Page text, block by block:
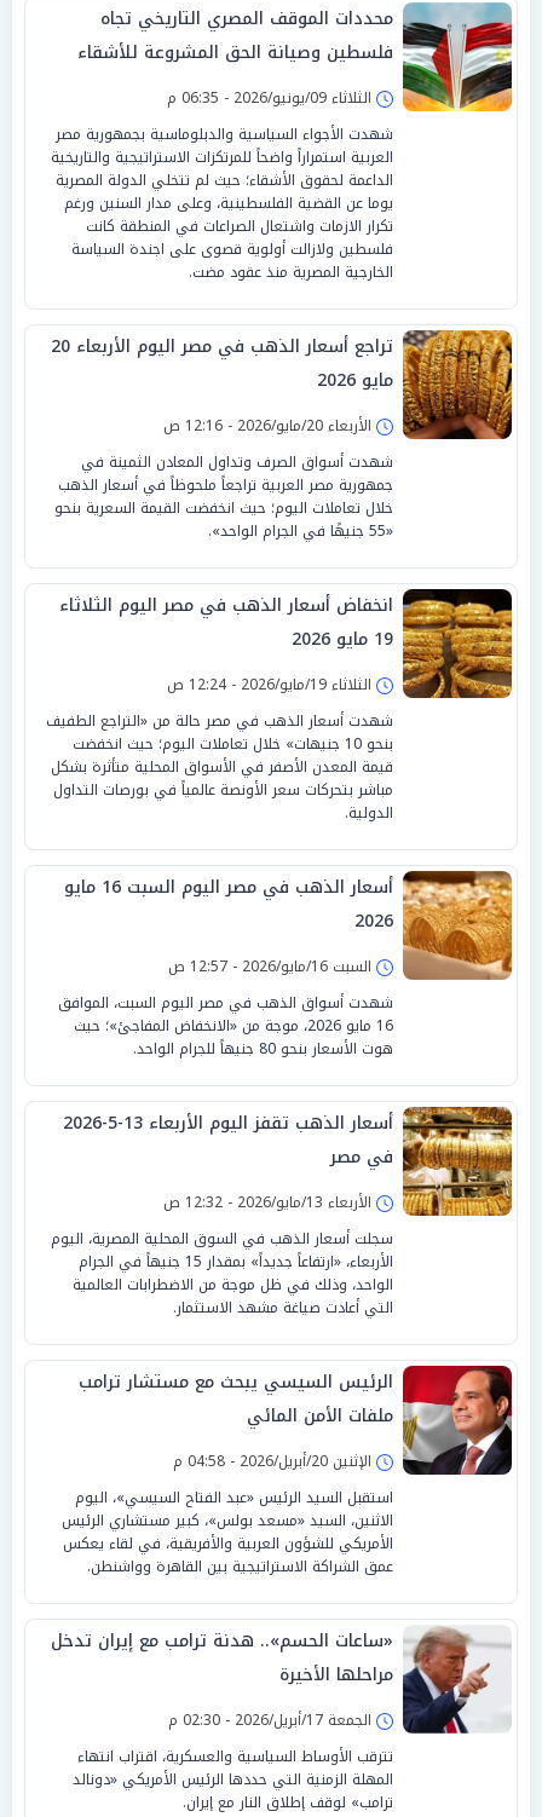
محددات الموقف المصري التاريخي تجاه
فلسطين وصيانة الحق المشروعة للأشقاء
الثلاثاء 09/يونيو/2026 - 06:35 م
شهدت الأجواء السياسية والدبلوماسية بجمهورية مصر
العربية استمراراً واضحاً للمرتكزات الاستراتيجية والتاريخية
الداعمة لحقوق الأشقاء؛ حيث لم تتخلي الدولة المصرية
يوما عن القضية الفلسطينية، وعلى مدار السنين ورغم
تكرار الازمات واشتعال الصراعات في المنطقة كانت
فلسطين ولازالت أولوية قصوى على اجندة السياسة
الخارجية المصرية منذ عقود مضت.
تراجع أسعار الذهب في مصر اليوم الأربعاء 20
مايو 2026
الأربعاء 20/مايو/2026 - 12:16 ص
شهدت أسواق الصرف وتداول المعادن الثمينة في
جمهورية مصر العربية تراجعاً ملحوظاً في أسعار الذهب
خلال تعاملات اليوم؛ حيث انخفضت القيمة السعرية بنحو
«55 جنيهًا في الجرام الواحد».
انخفاض أسعار الذهب في مصر اليوم الثلاثاء
19 مايو 2026
الثلاثاء 19/مايو/2026 - 12:24 ص
شهدت أسعار الذهب في مصر حالة من «التراجع الطفيف
بنحو 10 جنيهات» خلال تعاملات اليوم؛ حيث انخفضت
قيمة المعدن الأصفر في الأسواق المحلية متأثرة بشكل
مباشر بتحركات سعر الأونصة عالمياً في بورصات التداول
الدولية.
أسعار الذهب في مصر اليوم السبت 16 مايو
2026
السبت 16/مايو/2026 - 12:57 ص
شهدت أسواق الذهب في مصر اليوم السبت، الموافق
16 مايو 2026، موجة من «الانخفاض المفاجئ»؛ حيث
هوت الأسعار بنحو 80 جنيهاً للجرام الواحد.
أسعار الذهب تقفز اليوم الأربعاء 13-5-2026
في مصر
الأربعاء 13/مايو/2026 - 12:32 ص
سجلت أسعار الذهب في السوق المحلية المصرية، اليوم
الأربعاء، «ارتفاعاً جديداً» بمقدار 15 جنيهاً في الجرام
الواحد، وذلك في ظل موجة من الاضطرابات العالمية
التي أعادت صياغة مشهد الاستثمار.
الرئيس السيسي يبحث مع مستشار ترامب
ملفات الأمن المائي
الإثنين 20/أبريل/2026 - 04:58 م
استقبل السيد الرئيس «عبد الفتاح السيسي»، اليوم
الاثنين، السيد «مسعد بولس»، كبير مستشاري الرئيس
الأمريكي للشؤون العربية والأفريقية، في لقاء يعكس
عمق الشراكة الاستراتيجية بين القاهرة وواشنطن.
«ساعات الحسم».. هدنة ترامب مع إيران تدخل
مراحلها الأخيرة
الجمعة 17/أبريل/2026 - 02:30 م
تترقب الأوساط السياسية والعسكرية، اقتراب انتهاء
المهلة الزمنية التي حددها الرئيس الأمريكي «دونالد
ترامب» لوقف إطلاق النار مع إيران.